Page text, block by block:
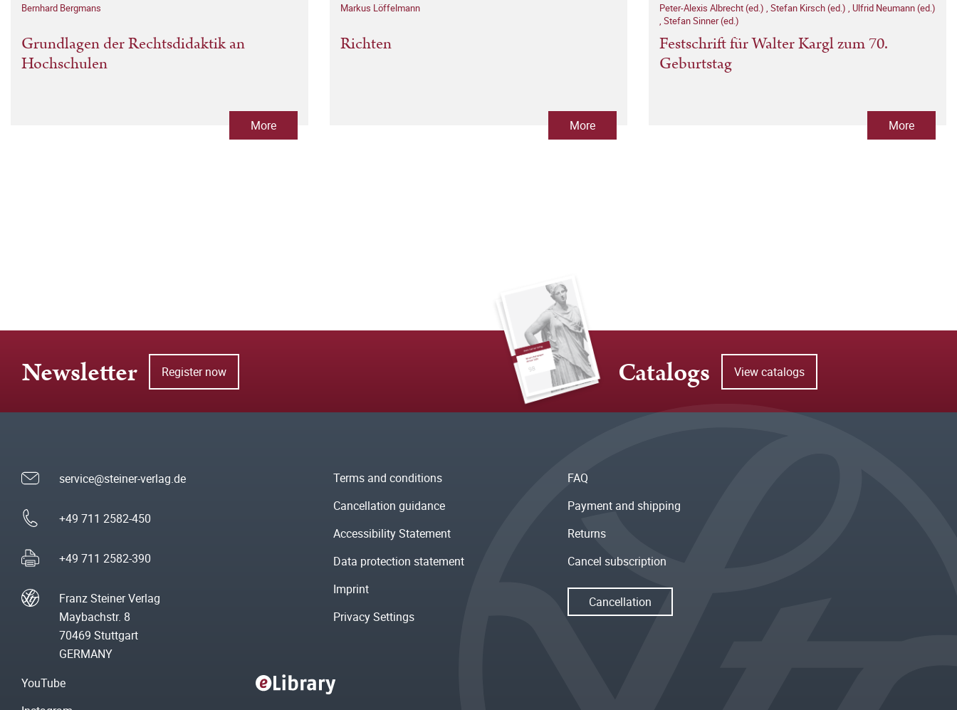
Bernhard Bergmans
Grundlagen der Rechtsdidaktik an
Hochschulen
More
Markus Löffelmann
Richten
More
Peter-Alexis Albrecht (ed.) Stefan Kirsch (ed.) Ulfrid Neumann (ed.)
Stefan Sinner (ed.)
Festschrift für Walter Kargl zum 70.
Geburtstag
More
Newsletter Register now Catalogs View catalogs
service@steiner-verlag.de
+49 711 2582-450
+49 711 2582-390
Franz Steiner Verlag
Maybachstr. 8
70469 Stuttgart
GERMANY
Terms and conditions
Cancellation guidance
Accessibility Statement
Data protection statement
Imprint
Privacy Settings
FAQ
Payment and shipping
Returns
Cancel subscription
Cancellation
YouTube